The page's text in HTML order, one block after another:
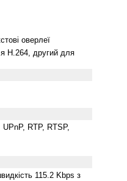
оверлеї
H.264, другий для
RTP, RTSP,
115.2 Kbps з